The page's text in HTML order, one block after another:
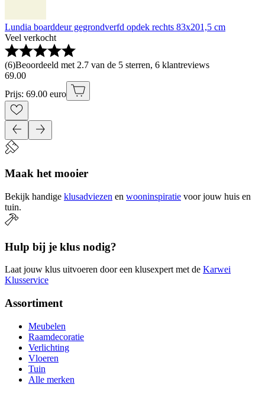
Lundia boarddeur gegrondverfd opdek rechts 83x201,5 cm
Veel verkocht
(6)Beoordeeld met 2.7 van de 5 sterren, 6 klantreviews
69.00
Prijs: 69.00 euro
Maak het mooier
Bekijk handige klusadviezen en wooninspiratie voor jouw huis en
tuin.
Hulp bij je klus nodig?
Laat jouw klus uitvoeren door een klusexpert met de Karwei
Klusservice
Assortiment
Meubelen
Raamdecoratie
Verlichting
Vloeren
Tuin
Alle merken